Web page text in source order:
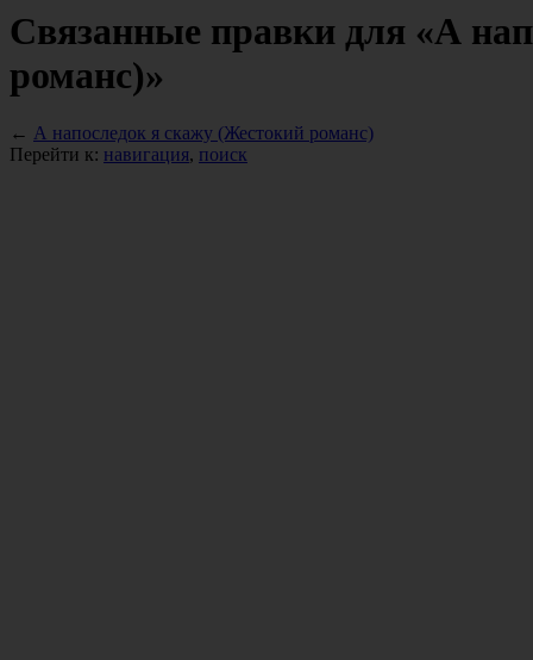
Связанные правки для «А
романс)»
← А напоследок я скажу (Жестокий романс)
Перейти к: навигация, поиск